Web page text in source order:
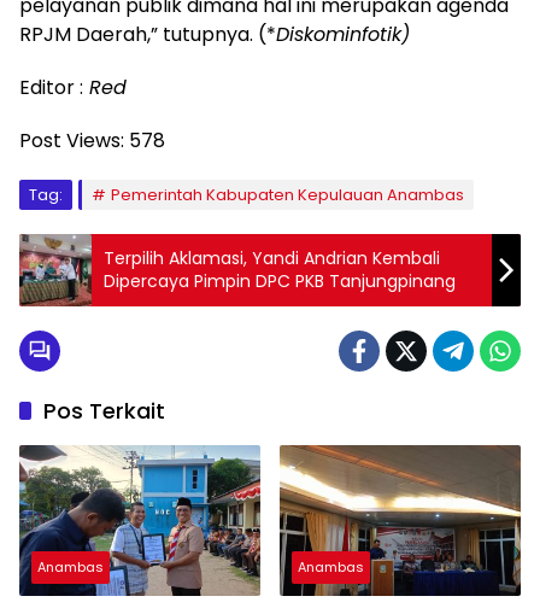
RPJM Daerah,” tutupnya. (*Diskominfotik)
Editor : Red
Post Views: 578
Tag: Pemerintah Kabupaten Kepulauan Anambas
Terpilih Aklamasi, Yandi Andrian Kembali
Dipercaya Pimpin DPC PKB Tanjungpinang
Pos Terkait
Anambas Anambas